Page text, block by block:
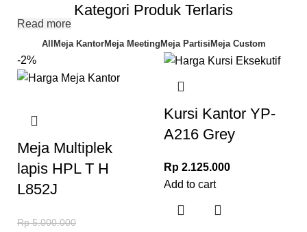
Read more
Read more
Read more
Kategori Produk Terlaris
AllMeja KantorMeja MeetingMeja PartisiMeja Custom
-2%
Meja Multiplek
lapis HPL T H
L852J
Rp5.000.000
Kursi Kantor YP-
A216 Grey
Rp 2.125.000
Add to cart